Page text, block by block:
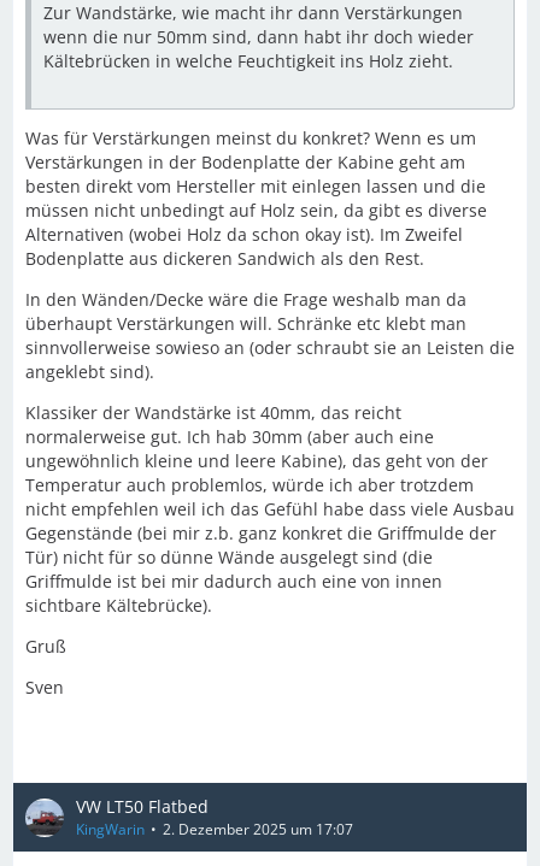
Zur Wandstärke, wie macht ihr dann Verstärkungen
wenn die nur 50mm sind, dann habt ihr doch wieder
Kältebrücken in welche Feuchtigkeit ins Holz zieht.
Was für Verstärkungen meinst du konkret? Wenn es um
Verstärkungen in der Bodenplatte der Kabine geht am
besten direkt vom Hersteller mit einlegen lassen und die
müssen nicht unbedingt auf Holz sein, da gibt es diverse
Alternativen (wobei Holz da schon okay ist). Im Zweifel
Bodenplatte aus dickeren Sandwich als den Rest.
In den Wänden/Decke wäre die Frage weshalb man da
überhaupt Verstärkungen will. Schränke etc klebt man
sinnvollerweise sowieso an (oder schraubt sie an Leisten die
angeklebt sind).
Klassiker der Wandstärke ist 40mm, das reicht
normalerweise gut. Ich hab 30mm (aber auch eine
ungewöhnlich kleine und leere Kabine), das geht von der
Temperatur auch problemlos, würde ich aber trotzdem
nicht empfehlen weil ich das Gefühl habe dass viele Ausbau
Gegenstände (bei mir z.b. ganz konkret die Griffmulde der
Tür) nicht für so dünne Wände ausgelegt sind (die
Griffmulde ist bei mir dadurch auch eine von innen
sichtbare Kältebrücke).
Gruß
Sven
VW LT50 Flatbed
KingWarin 2. Dezember 2025 um 17:07